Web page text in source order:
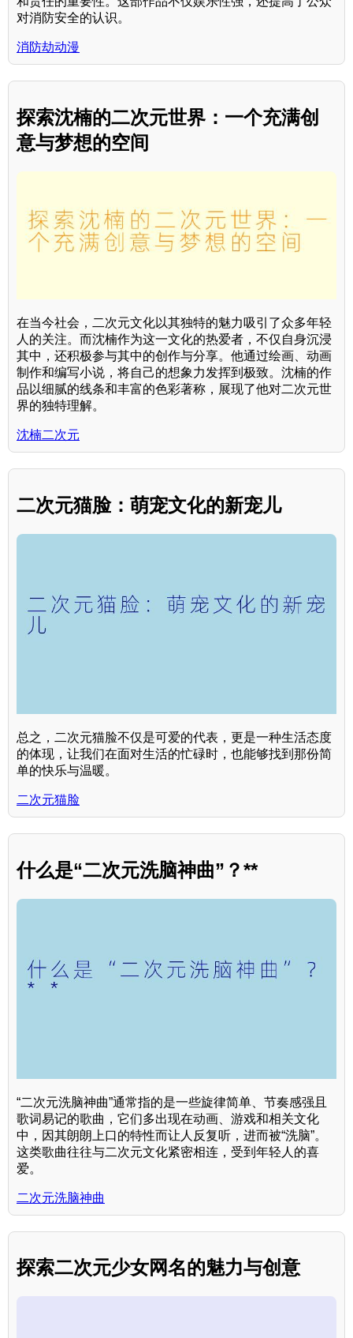
对消防安全的认识。
消防劫动漫
探索沈楠的二次元世界：一个充满创
意与梦想的空间
在当今社会，二次元文化以其独特的魅力吸引了众多年轻
人的关注。而沈楠作为这一文化的热爱者，不仅自身沉浸
其中，还积极参与其中的创作与分享。他通过绘画、动画
制作和编写小说，将自己的想象力发挥到极致。沈楠的作
品以细腻的线条和丰富的色彩著称，展现了他对二次元世
界的独特理解。
沈楠二次元
二次元猫脸：萌宠文化的新宠儿
总之，二次元猫脸不仅是可爱的代表，更是一种生活态度
的体现，让我们在面对生活的忙碌时，也能够找到那份简
单的快乐与温暖。
二次元猫脸
什么是“二次元洗脑神曲”？**
“二次元洗脑神曲”通常指的是一些旋律简单、节奏感强且
歌词易记的歌曲，它们多出现在动画、游戏和相关文化
中，因其朗朗上口的特性而让人反复听，进而被“洗脑”。
这类歌曲往往与二次元文化紧密相连，受到年轻人的喜
爱。
二次元洗脑神曲
探索二次元少女网名的魅力与创意